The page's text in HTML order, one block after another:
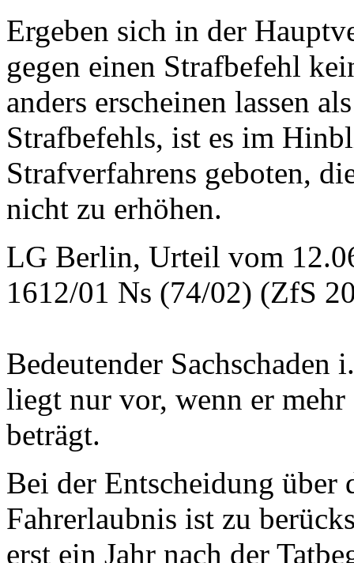
Ergeben sich in der
gegen einen Strafbefehl
anders erscheinen lassen
Strafbefehls, ist es im
Strafverfahrens geboten,
nicht zu erhöhen.
LG Berlin, Urteil vom
1612/01 Ns (74/02) (ZfS
Bedeutender
liegt nur vor, wenn er
beträgt.
Bei der Entscheidung über
Fahrerlaubnis ist zu
erst ein Jahr nach der